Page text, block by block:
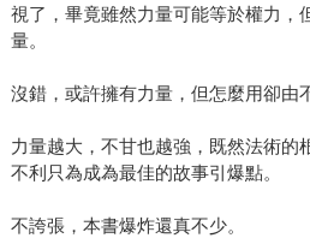
視了，畢竟雖然力量可能等於權力，
量。
沒錯，或許擁有力量，但怎麼用卻由
力量越大，不甘也越強，既然法術的
不利只為成為最佳的故事引爆點。
不誇張，本書爆炸還真不少。